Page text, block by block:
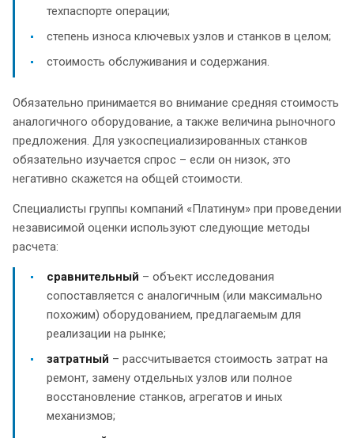
техпаспорте операции;
степень износа ключевых узлов и станков в целом;
стоимость обслуживания и содержания.
Обязательно принимается во внимание средняя стоимость
аналогичного оборудование, а также величина рыночного
предложения. Для узкоспециализированных станков
обязательно изучается спрос – если он низок, это
негативно скажется на общей стоимости.
Специалисты группы компаний «Платинум» при проведении
независимой оценки используют следующие методы
расчета:
сравнительный – объект исследования
сопоставляется с аналогичным (или максимально
похожим) оборудованием, предлагаемым для
реализации на рынке;
затратный – рассчитывается стоимость затрат на
ремонт, замену отдельных узлов или полное
восстановление станков, агрегатов и иных
механизмов;